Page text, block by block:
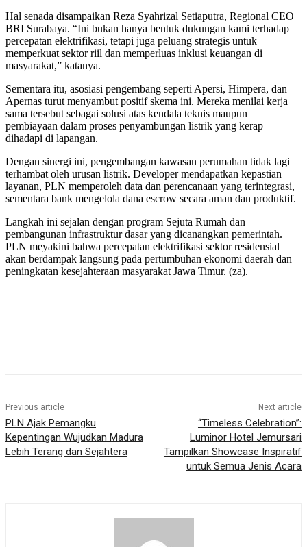
Hal senada disampaikan Reza Syahrizal Setiaputra, Regional CEO
BRI Surabaya. “Ini bukan hanya bentuk dukungan kami terhadap
percepatan elektrifikasi, tetapi juga peluang strategis untuk
memperkuat sektor riil dan memperluas inklusi keuangan di
masyarakat,” katanya.
Sementara itu, asosiasi pengembang seperti Apersi, Himpera, dan
Apernas turut menyambut positif skema ini. Mereka menilai kerja
sama tersebut sebagai solusi atas kendala teknis maupun
pembiayaan dalam proses penyambungan listrik yang kerap
dihadapi di lapangan.
Dengan sinergi ini, pengembangan kawasan perumahan tidak lagi
terhambat oleh urusan listrik. Developer mendapatkan kepastian
layanan, PLN memperoleh data dan perencanaan yang terintegrasi,
sementara bank mengelola dana escrow secara aman dan produktif.
Langkah ini sejalan dengan program Sejuta Rumah dan
pembangunan infrastruktur dasar yang dicanangkan pemerintah.
PLN meyakini bahwa percepatan elektrifikasi sektor residensial
akan berdampak langsung pada pertumbuhan ekonomi daerah dan
peningkatan kesejahteraan masyarakat Jawa Timur. (za).
Previous article
PLN Ajak Pemangku
Kepentingan Wujudkan Madura
Lebih Terang dan Sejahtera
Next article
“Timeless Celebration”:
Luminor Hotel Jemursari
Tampilkan Showcase Inspiratif
untuk Semua Jenis Acara